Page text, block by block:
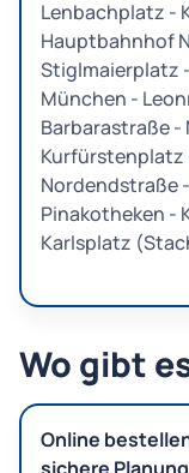
Lenbachplatz -
Hauptbahnhof
Stiglmaierplatz
München -
Barbarastraße
Kurfürstenplatz
Nordendstraße
Pinakotheken -
Karlsplatz
Wo gibt
Online